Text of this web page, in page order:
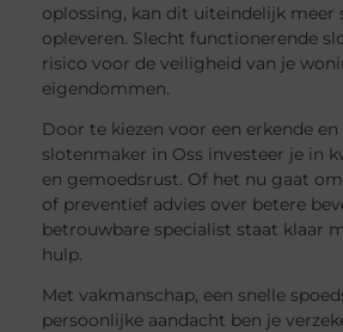
oplossing, kan dit uiteindelijk meer
opleveren. Slecht functionerende
risico voor de veiligheid van je
eigendommen.
Door te kiezen voor een erkende
slotenmaker in Oss investeer je in
en gemoedsrust. Of het nu gaat
of preventief advies over betere
betrouwbare specialist staat klaar
hulp.
Met vakmanschap, een snelle
persoonlijke aandacht ben je